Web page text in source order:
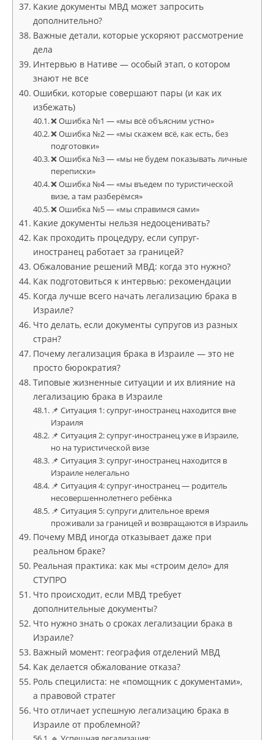
Какие документы МВД может запросить
дополнительно?
Важные детали, которые ускоряют рассмотрение
дела
Интервью в Нативе — особый этап, о котором
знают не все
Ошибки, которые совершают пары (и как их
избежать)
❌ Ошибка №1 — «мы всё объясним устно»
❌ Ошибка №2 — «мы скажем всё, как есть, без
подготовки»
❌ Ошибка №3 — «мы не будем показывать личные
переписки»
❌ Ошибка №4 — «мы въедем по туристической
визе, а там разберёмся»
❌ Ошибка №5 — «мы справимся сами»
Какие документы нельзя недооценивать?
Как проходить процедуру, если супруг-
иностранец работает за границей?
Обжалование решений МВД: когда это нужно?
Как подготовиться к интервью: рекомендации
Когда лучше всего начать легализацию брака в
Израиле?
Что делать, если документы супругов из разных
стран?
Почему легализация брака в Израиле — это не
просто бюрократия?
Типовые жизненные ситуации и их влияние на
легализацию брака в Израиле
📌 Ситуация 1: супруг-иностранец находится вне
Израиля
📌 Ситуация 2: супруг-иностранец уже в Израиле,
но на туристической визе
📌 Ситуация 3: супруг-иностранец находится в
Израиле нелегально
📌 Ситуация 4: супруг-иностранец — родитель
несовершеннолетнего ребёнка
📌 Ситуация 5: супруги длительное время
проживали за границей и возвращаются в Израиль
Почему МВД иногда отказывает даже при
реальном браке?
Реальная практика: как мы «строим дело» для
СТУПРО
Что происходит, если МВД требует
дополнительные документы?
Что нужно знать о сроках легализации брака в
Израиле?
Важный момент: география отделений МВД
Как делается обжалование отказа?
Роль специлиста: не «помощник с документами»,
а правовой стратег
Что отличает успешную легализацию брака в
Израиле от проблемной?